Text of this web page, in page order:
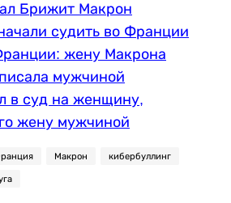
Брижит Макрон
судить во Франции
жену Макрона
мужчиной
в суд на женщину,
жену мужчиной
Макрон кибербуллинг